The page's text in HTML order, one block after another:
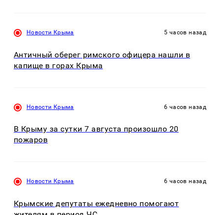
Новости Крыма 5 часов назад
Античный оберег римского офицера нашли в
капище в горах Крыма
Новости Крыма 6 часов назад
В Крыму за сутки 7 августа произошло 20
пожаров
Новости Крыма 6 часов назад
Крымские депутаты ежедневно помогают